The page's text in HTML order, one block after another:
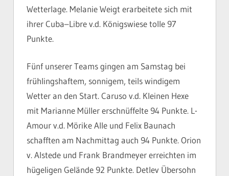
Wetterlage. Melanie Weigt erarbeitete sich mit
ihrer Cuba–Libre v.d. Königswiese tolle 97
Punkte.
Fünf unserer Teams gingen am Samstag bei
frühlingshaftem, sonnigem, teils windigem
Wetter an den Start. Caruso v.d. Kleinen Hexe
mit Marianne Müller erschnüffelte 94 Punkte. L-
Amour v.d. Mörike Alle und Felix Baunach
schafften am Nachmittag auch 94 Punkte. Orion
v. Alstede und Frank Brandmeyer erreichten im
hügeligen Gelände 92 Punkte. Detlev Übersohn